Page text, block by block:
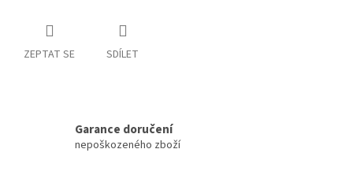
ZEPTAT SE SDÍLET
Garance doručení
nepoškozeného zboží